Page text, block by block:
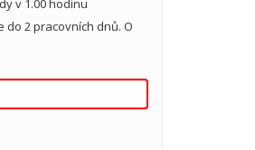
v 1.00 hodinu
2 pracovních dnů. O